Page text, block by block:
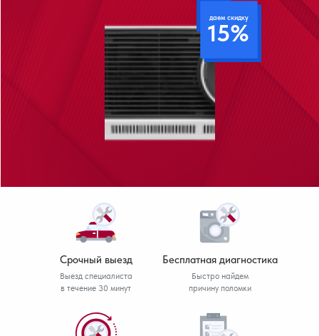
даем скидку
15%
Срочный выезд
Выезд специалиста
в течение 30 минут
Бесплатная диагностика
Быстро найдем
причину поломки